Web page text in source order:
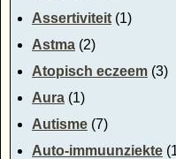
Assertiviteit (1)
Astma (2)
Atopisch eczeem (3)
Aura (1)
Autisme (7)
Auto-immuunziekte